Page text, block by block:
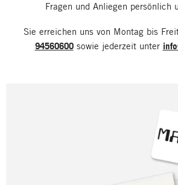
Fragen und Anliegen persönlich
Sie erreichen uns von Montag bis
94560600sowie jederzeit unter